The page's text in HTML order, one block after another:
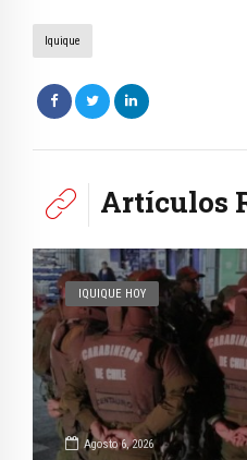
Iquique
Artículos
IQUIQUE HOY
Agosto 6, 2026